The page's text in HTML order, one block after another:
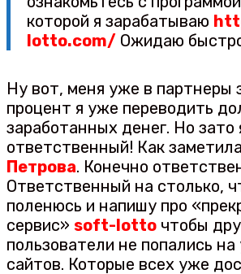
которой я зарабатываю
lotto.com/ Ожидаю
Ну вот, меня уже в партнеры
процент я уже переводить
заработанных денег. Но зато
ответственный! Как заметила
Петрова. Конечно
Ответственный на столько,
поленюсь и напишу про
сервис» soft-lotto чтобы
пользователи не попались на
сайтов. Которые всех уже